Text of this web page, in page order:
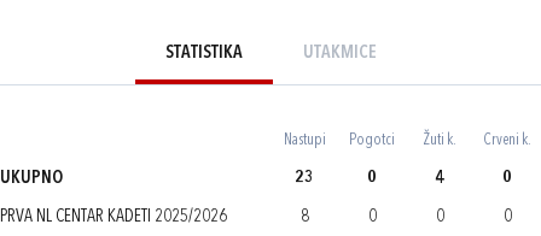
STATISTIKA UTAKMICE
Nastupi Pogotci Žuti k. Crveni k.
UKUPNO 23 0 4 0
PRVA NL CENTAR KADETI 2025/2026 8 0 0 0